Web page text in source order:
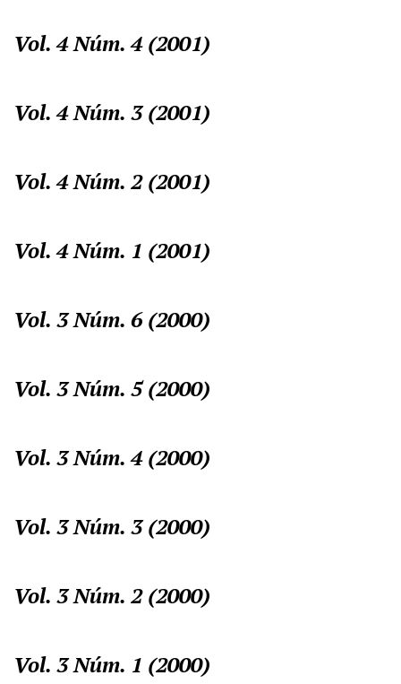
Vol. 4 Núm. 4 (2001)
Vol. 4 Núm. 3 (2001)
Vol. 4 Núm. 2 (2001)
Vol. 4 Núm. 1 (2001)
Vol. 3 Núm. 6 (2000)
Vol. 3 Núm. 5 (2000)
Vol. 3 Núm. 4 (2000)
Vol. 3 Núm. 3 (2000)
Vol. 3 Núm. 2 (2000)
Vol. 3 Núm. 1 (2000)